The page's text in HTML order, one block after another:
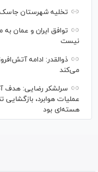
تخلیه شهرستان
توافق ایران و عمان
نیست
ذوالقدر: ادامه
می‌کند
سرلشکر رضایی: هدف
عملیات هوابرد،
هسته‌ای بود